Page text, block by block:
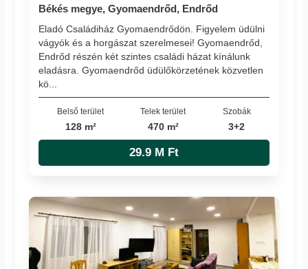
Békés megye, Gyomaendrőd, Endrőd
Eladó Családiház Gyomaendrődön. Figyelem üdülni
vágyók és a horgászat szerelmesei! Gyomaendrőd,
Endrőd részén két szintes családi házat kínálunk
eladásra. Gyomaendrőd üdülőkörzetének közvetlen
kö...
Belső terület
128 m²
Telek terület
470 m²
Szobák
3+2
29.9 M Ft